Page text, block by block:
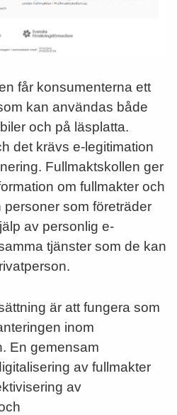
får konsumenterna ett
kan användas både
och på läsplatta.
det krävs e-legitimation
Fullmaktskollen ger
om fullmakter och
som företräder
av personlig e-
tjänster som de kan
är att fungera som
inom
En gemensam
av fullmakter
av